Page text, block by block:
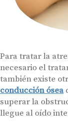
Para tratar la
necesario el
también existe
conducción ósea
superar la
llegue al oído